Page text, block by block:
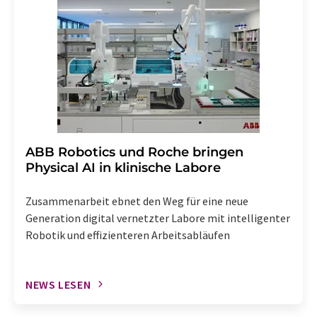
widerruf@lumitos.commit Wirkung für die Zukunft
widerrufen. Zudem ist in jeder E-Mail ein Link zur
Abbestellung des entsprechenden Newsletters
enthalten.
​​​​​​​ABB Robotics und Roche bringen
Physical AI in klinische Labore
Zusammenarbeit ebnet den Weg für eine neue
Generation digital vernetzter Labore mit intelligenter
Robotik und effizienteren Arbeitsabläufen
NEWS LESEN